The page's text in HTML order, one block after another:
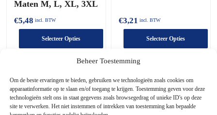
Beheer Toestemming
Om de beste ervaringen te bieden, gebruiken we technologieën zoals cookies om
apparaatinformatie op te slaan en/of toegang te krijgen. Toestemming geven voor deze
technologieën stelt ons in staat gegevens zoals browsegedrag of unieke ID's op deze
site te verwerken. Het niet instemmen of intrekken van toestemming kan bepaalde
Maten M, L, XL, 3XL
€5,48 incl. BTW
Selecteer Opties
heeft
meerdere
varianten.
De
€3,21 incl. BTW
Selecteer Opties
product
heeft
meerdere
varianten.
De